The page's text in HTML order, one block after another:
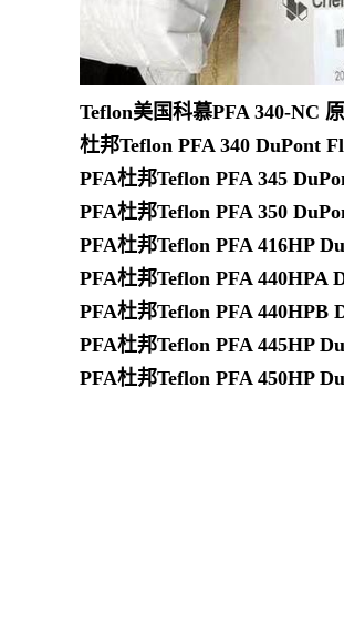
Teflon美国科慕PFA 340-NC
杜邦Teflon PFA 340 DuPont
PFA杜邦Teflon PFA 345
PFA杜邦Teflon PFA 350
PFA杜邦Teflon PFA 416HP
PFA杜邦Teflon PFA 440HPA
PFA杜邦Teflon PFA 440HPB
PFA杜邦Teflon PFA 445HP
PFA杜邦Teflon PFA 450HP